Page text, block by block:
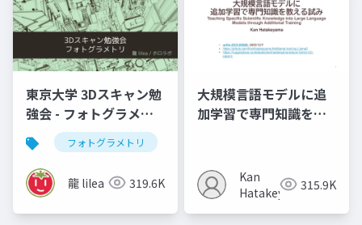
東京大学 3Dスキャン勉
強会 - フォトグラメト
リ」
フォトグラメトリ
龍 lilea 319.6K
大規模言語モデルに追
加学習で専門知識を教
Kan
Hatakeyama315.9K